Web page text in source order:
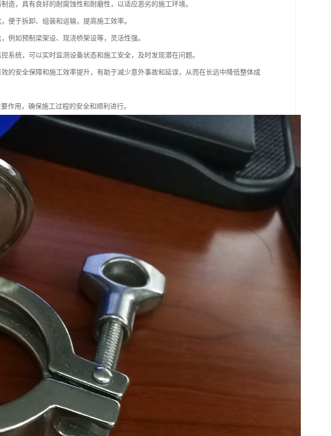
造，具有良好的耐腐蚀性和耐磨性，以适应恶劣的施工环境。
便于拆卸、组装和运输，提高施工效率。
例如预制梁架设、现浇桥架设等，灵活性强。
系统，可以实时监测设备状态和施工安全，及时发现潜在问题。
的安全保障和施工效率提升，有助于减少意外事故和延误，从而在长远中降低整体成
作用，确保施工过程的安全和顺利进行。